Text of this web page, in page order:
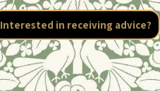
Interested in receiving advice?